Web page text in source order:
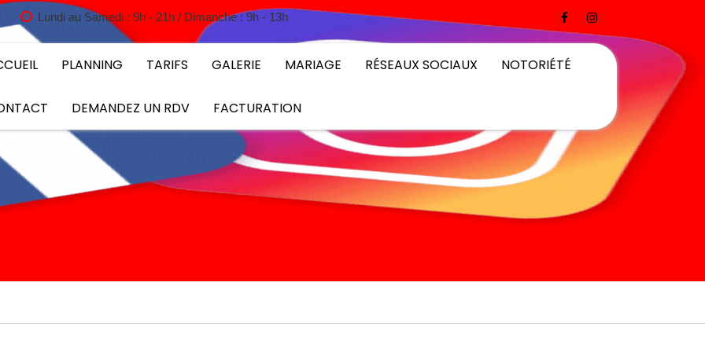
Lundi au Samedi : 9h - 21h / Dimanche : 9h - 13h
PLANNING TARIFS GALERIE MARIAGE RÉSEAUX SOCIAUX NOTORIÉTÉ
DEMANDEZ UN RDV FACTURATION